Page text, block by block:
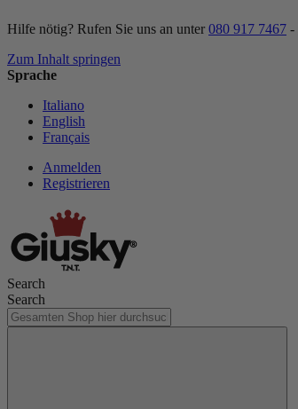
Hilfe nötig? Rufen Sie uns an unter 080 917 7467 -
Zum Inhalt springen
Sprache
Italiano
English
Français
Anmelden
Registrieren
Search
Search